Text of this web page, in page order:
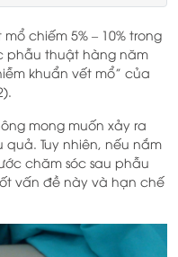
chiếm 5% – 10% trong
phẫu thuật hàng năm
khuẩn vết mổ” của
mong muốn xảy ra
Tuy nhiên, nếu nắm
chăm sóc sau phẫu
vấn đề này và hạn chế